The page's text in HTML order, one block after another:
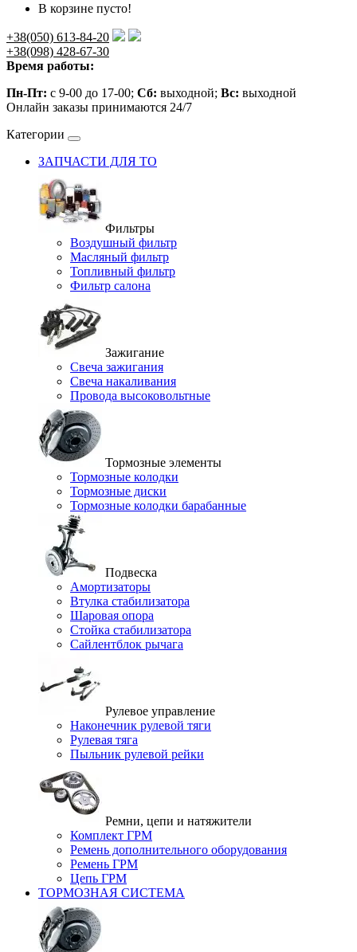
В корзине пусто!
+38(050) 613-84-20
+38(098) 428-67-30
Время работы:
Пн-Пт: с 9-00 до 17-00; Сб: выходной; Вс: выходной
Онлайн заказы принимаются 24/7
Категории
ЗАПЧАСТИ ДЛЯ ТО
Фильтры
Воздушный фильтр
Масляный фильтр
Топливный фильтр
Фильтр салона
Зажигание
Свеча зажигания
Свеча накаливания
Провода высоковольтные
Тормозные элементы
Тормозные колодки
Тормозные диски
Тормозные колодки барабанные
Подвеска
Амортизаторы
Втулка стабилизатора
Шаровая опора
Стойка стабилизатора
Сайлентблок рычага
Рулевое управление
Наконечник рулевой тяги
Рулевая тяга
Пыльник рулевой рейки
Ремни, цепи и натяжители
Комплект ГРМ
Ремень дополнительного оборудования
Ремень ГРМ
Цепь ГРМ
ТОРМОЗНАЯ СИСТЕМА